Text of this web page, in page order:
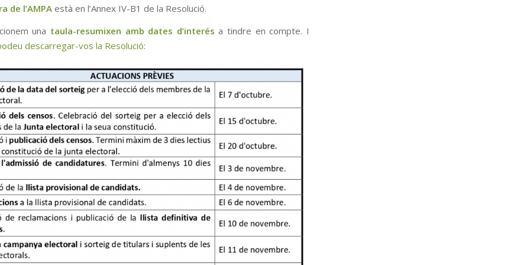
de l’AMPA està en l’Annex IV-B1 de la Resolució.
una taula-resumixen amb dates d’interés a tindre en compte. I
descarregar-vos la Resolució: